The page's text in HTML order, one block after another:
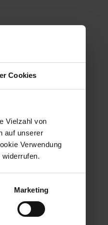
Cookies
Vielzahl von
auf unserer
Verwendung
widerrufen.
Marketing